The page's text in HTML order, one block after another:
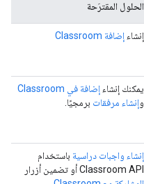
الحلول المقترَحة
إنشاء إضافة Classroom
يمكنك إنشاء إضافة في Classroom
وإنشاء مرفقات برمجيًا.
إنشاء واجبات دراسية باستخدام
Classroom API أو تضمين أزرار